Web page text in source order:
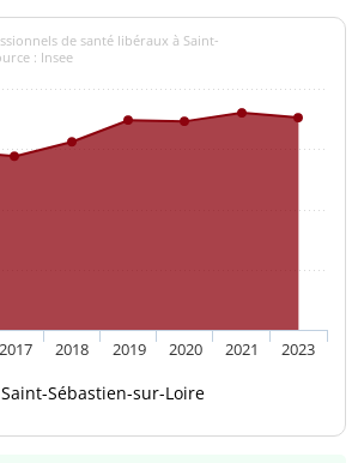
de santé libéraux à Saint-
: Insee
Saint-Sébastien-sur-Loire
2017 2018 2019 2020 2021 2023